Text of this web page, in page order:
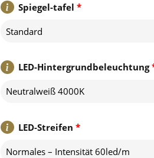
*
Spiegel-tafel
Standard
LED-Hintergrundbeleuchtung
Neutralweiß 4000K
*
LED-Streifen
Normales – Intensität 60led/m